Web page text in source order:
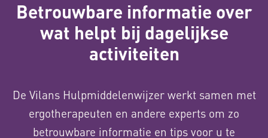
Betrouwbare informatie over
wat helpt bij dagelijkse
activiteiten
De Vilans Hulpmiddelenwijzer werkt samen met
ergotherapeuten en andere experts om zo
betrouwbare informatie en tips voor u te